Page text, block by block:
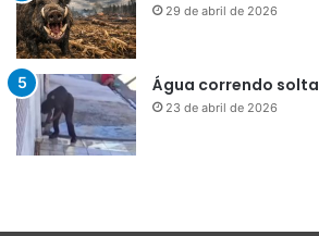
29 de abril de 2026
Água correndo solta
23 de abril de 2026